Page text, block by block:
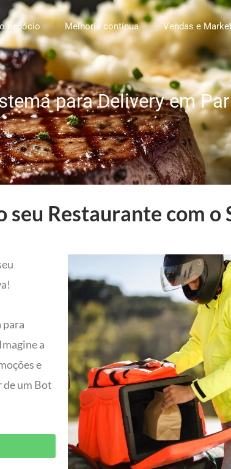
negócio Melhoria contínua Vendas e
para Delivery em
Restaurante com o
para
a
e
de um Bot